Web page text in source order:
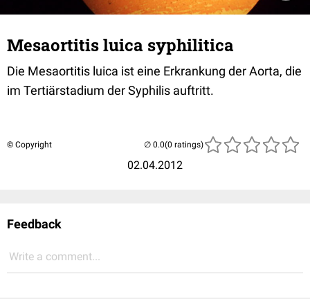
Mesaortitis luica syphilitica
Die Mesaortitis luica ist eine Erkrankung der Aorta, die
im Tertiärstadium der Syphilis auftritt.
© Copyright
02.04.2012
(0 ratings)
Feedback
Write a comment...